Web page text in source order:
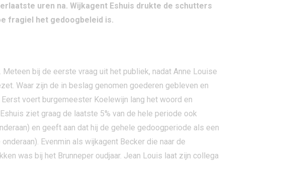
uren na. Wijkagent Eshuis drukte de schutters
fragiel het gedoogbeleid is.
bij de eerste vraag uit het publiek, nadat Anne Louise
Waar zijn de in beslag genomen goederen gebleven en
voert burgemeester Koelewijn lang het woord en
ziet graag de laatste 5% van de hele periode ook
en geeft aan dat hij de gehele gedoogperiode als een
Evenmin als wijkagent Becker die naar de
was bij het Brunneper oudjaar. Jean Louis laat zijn collega